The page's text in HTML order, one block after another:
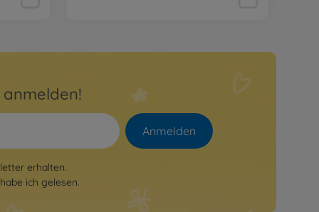
Anmelden
erhalten.
habe ich gelesen.